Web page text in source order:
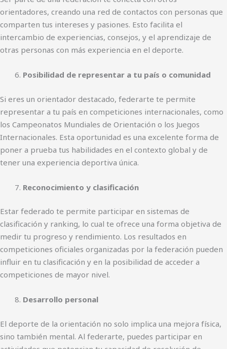
orientadores, creando una red de contactos con personas que
comparten tus intereses y pasiones. Esto facilita el
intercambio de experiencias, consejos, y el aprendizaje de
otras personas con más experiencia en el deporte.
Posibilidad de representar a tu país o comunidad
Si eres un orientador destacado, federarte te permite
representar a tu país en competiciones internacionales, como
los Campeonatos Mundiales de Orientación o los Juegos
Internacionales. Esta oportunidad es una excelente forma de
poner a prueba tus habilidades en el contexto global y de
tener una experiencia deportiva única.
Reconocimiento y clasificación
Estar federado te permite participar en sistemas de
clasificación y ranking, lo cual te ofrece una forma objetiva de
medir tu progreso y rendimiento. Los resultados en
competiciones oficiales organizadas por la federación pueden
influir en tu clasificación y en la posibilidad de acceder a
competiciones de mayor nivel.
Desarrollo personal
El deporte de la orientación no solo implica una mejora física,
sino también mental. Al federarte, puedes participar en